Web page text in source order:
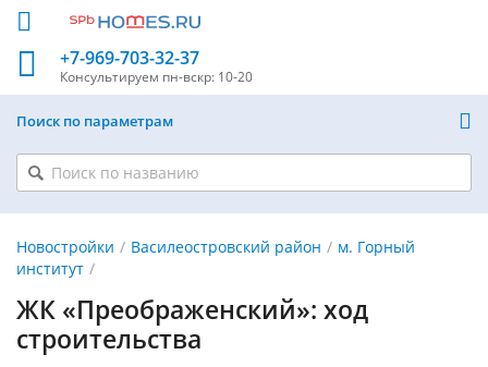
+7-969-703-32-37
Консультируем пн-вскр: 10-20
Поиск по параметрам
Новостройки Василеостровский район
м. Горный
институт
ЖК «Преображенский»: ход
строительства